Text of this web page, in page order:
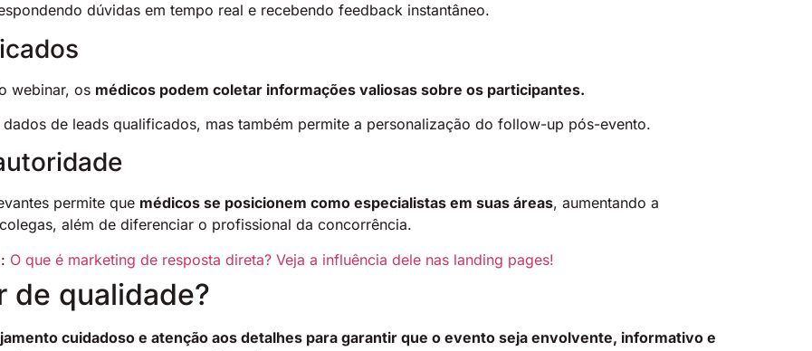
dúvidas em tempo real e recebendo feedback instantâneo.
webinar, os médicos podem coletar informações valiosas sobre os participantes.
de leads qualificados, mas também permite a personalização do follow-up pós-evento.
permite que médicos se posicionem como especialistas em suas áreas, aumentando a
além de diferenciar o profissional da concorrência.
O que é marketing de resposta direta? Veja a influência dele nas landing pages!
de qualidade?
cuidadoso e atenção aos detalhes para garantir que o evento seja envolvente, informativo e